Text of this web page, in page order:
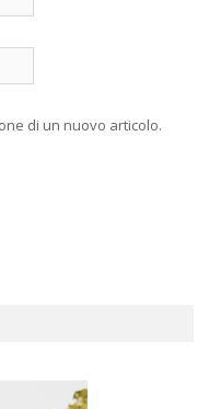
di un nuovo articolo.